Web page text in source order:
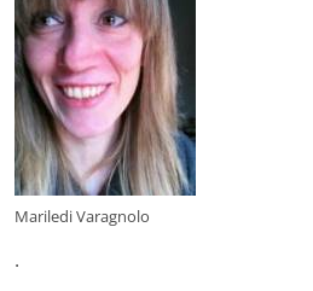
Mariledi Varagnolo
.